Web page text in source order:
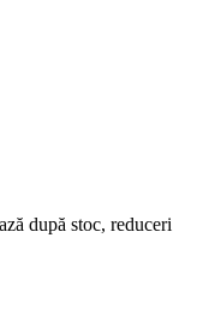
după stoc, reduceri